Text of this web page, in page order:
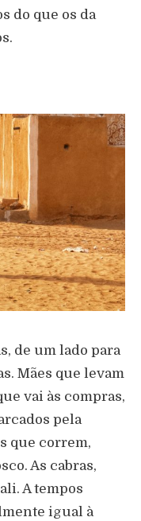
do que os da
de um lado para
Mães que levam
vai às compras,
pela
que correm,
As cabras,
A tempos
igual à